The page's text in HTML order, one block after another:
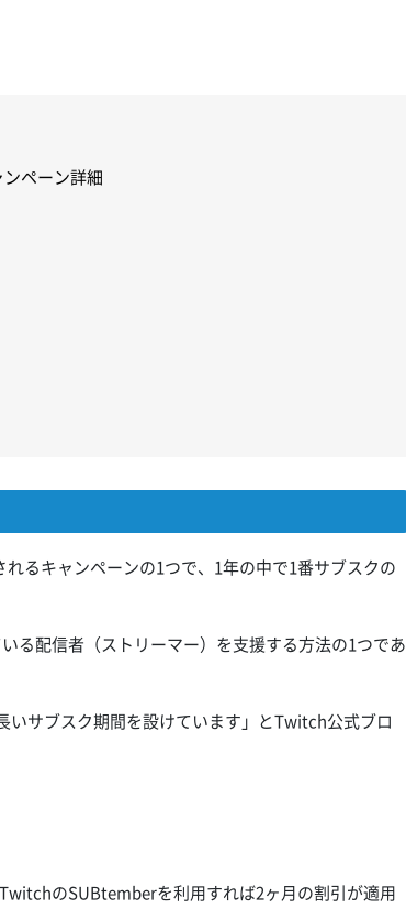
ペーン詳細
るキャンペーンの1つで、1年の中で1番サブスクの
る配信者（ストリーマー）を支援する方法の1つであ
サブスク期間を設けています」とTwitch公式ブロ
のSUBtemberを利用すれば2ヶ月の割引が適用